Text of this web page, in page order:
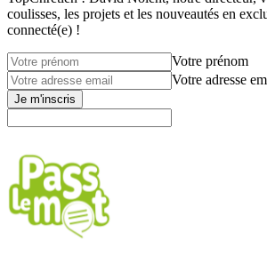
coulisses, les projets et les nouveautés en
connecté(e) !
Votre prénom
Votre adresse
Je m'inscris